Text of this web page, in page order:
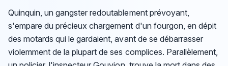
Quinquin, un gangster redoutablement prévoyant,
s'empare du précieux chargement d'un fourgon, en dépit
des motards qui le gardaient, avant de se débarrasser
violemment de la plupart de ses complices. Parallèlement,